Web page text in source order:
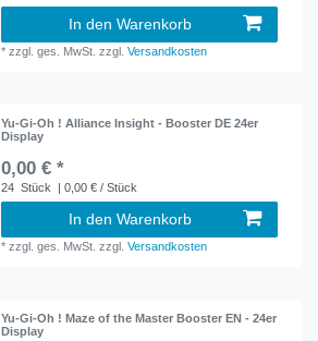
In den Warenkorb
*zzgl. ges. MwSt. zzgl.Versandkosten
Yu-Gi-Oh ! Alliance Insight - Booster DE 24er
Display
0,00 € *
24 Stück | 0,00 € / Stück
In den Warenkorb
*zzgl. ges. MwSt. zzgl.Versandkosten
Yu-Gi-Oh ! Maze of the Master Booster EN - 24er
Display